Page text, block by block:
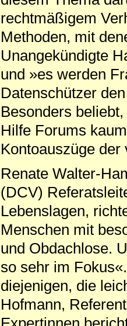
rechtmäßigem
Methoden, mit
Unangekündigte
und »es werden
Datenschützer
Besonders
Hilfe Forums
Kontoauszüge
Renate Walter-
(DCV)
Lebenslagen,
Menschen mit
und Obdachlose.
so sehr im
diejenigen, die
Hofmann,